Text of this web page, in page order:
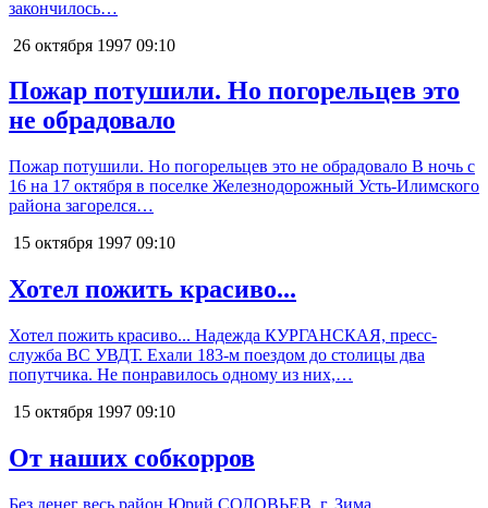
закончилось…
26 октября 1997 09:10
Пожар потушили. Но погорельцев это
не обрадовало
Пожар потушили. Но погорельцев это не обрадовало В ночь с
16 на 17 октября в поселке Железнодорожный Усть-Илимского
района загорелся…
15 октября 1997 09:10
Хотел пожить красиво...
Хотел пожить красиво... Надежда КУРГАНСКАЯ, пресс-
служба ВС УВДТ. Ехали 183-м поездом до столицы два
попутчика. Не понравилось одному из них,…
15 октября 1997 09:10
От наших собкорров
Без денег весь район Юрий СОЛОВЬЕВ, г. Зима